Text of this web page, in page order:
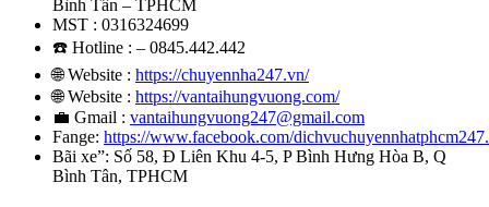
Bình Tân – TPHCM
MST : 0316324699
☎️ Hotline : – 0845.442.442
🌐 Website : https://chuyennha247.vn/
🌐 Website : https://vantaihungvuong.com/
💼 Gmail : vantaihungvuong247@gmail.com
Fange: https://www.facebook.com/
Bãi xe”: Số 58, Đ Liên Khu 4-5, P Bình Hưng Hòa B, Q
Bình Tân, TPHCM